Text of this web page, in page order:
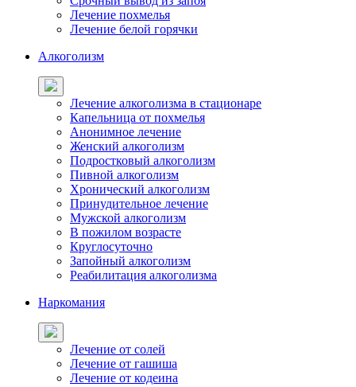
Лечение похмелья
Лечение белой горячки
Алкоголизм
Лечение алкоголизма в стационаре
Капельница от похмелья
Анонимное лечение
Женский алкоголизм
Подростковый алкоголизм
Пивной алкоголизм
Хронический алкоголизм
Принудительное лечение
Мужской алкоголизм
В пожилом возрасте
Круглосуточно
Запойный алкоголизм
Реабилитация алкоголизма
Наркомания
Лечение от солей
Лечение от гашиша
Лечение от кодеина